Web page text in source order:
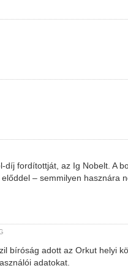
fordítottját, az Ig Nobelt. A
– semmilyen hasznára
bíróság adott az Orkut helyi
adatokat.